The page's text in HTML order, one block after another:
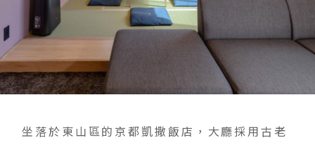
坐落於東山區的京都凱撒飯店，大廳採用古老